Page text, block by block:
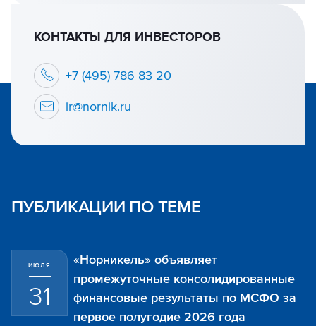
КОНТАКТЫ ДЛЯ ИНВЕСТОРОВ
+7 (495) 786 83 20
ir@nornik.ru
ПУБЛИКАЦИИ ПО ТЕМЕ
ИЮЛЯ
31
«Норникель» объявляет
промежуточные консолидированные
финансовые результаты по МСФО за
первое полугодие 2026 года